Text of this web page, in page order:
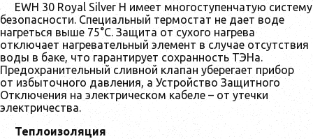
EWH 30 Royal Silver H имеет многоступенчатую систему
безопасности. Специальный термостат не дает воде
нагреться выше 75°C. Защита от сухого нагрева
отключает нагревательный элемент в случае отсутствия
воды в баке, что гарантирует сохранность ТЭНа.
Предохранительный сливной клапан уберегает прибор
от избыточного давления, а Устройство Защитного
Отключения на электрическом кабеле – от утечки
электричества.
Теплоизоляция